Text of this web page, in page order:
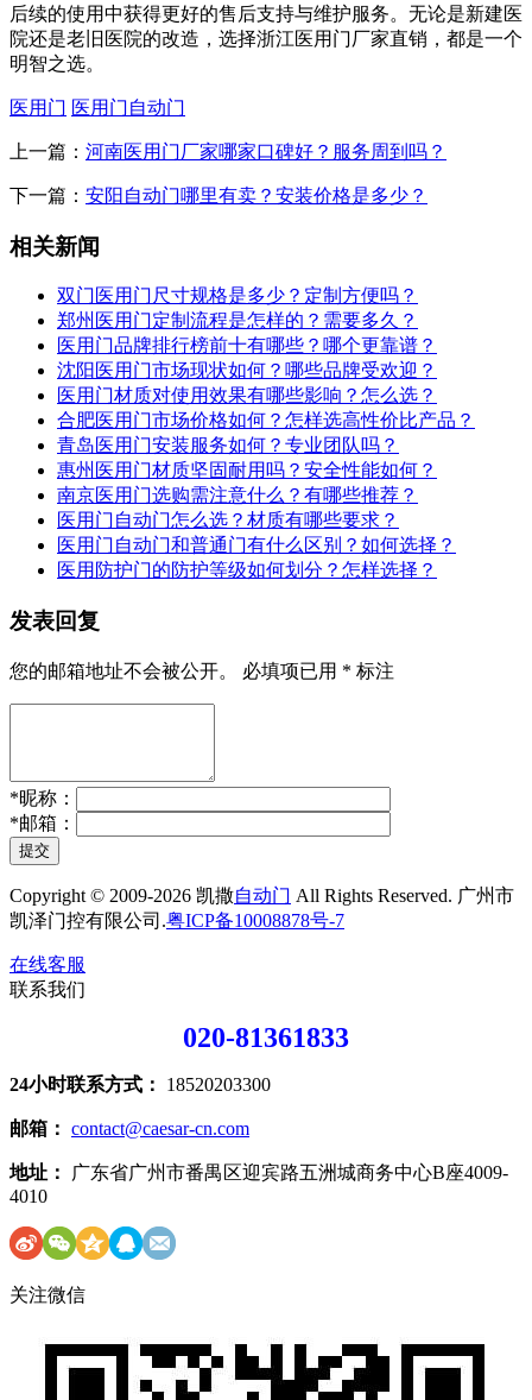
后续的使用中获得更好的售后支持与维护服务。无论是新建医
院还是老旧医院的改造，选择浙江医用门厂家直销，都是一个
明智之选。
医用门 医用门自动门
上一篇： 河南医用门厂家哪家口碑好？服务周到吗？
下一篇： 安阳自动门哪里有卖？安装价格是多少？
相关新闻
双门医用门尺寸规格是多少？定制方便吗？
郑州医用门定制流程是怎样的？需要多久？
医用门品牌排行榜前十有哪些？哪个更靠谱？
沈阳医用门市场现状如何？哪些品牌受欢迎？
医用门材质对使用效果有哪些影响？怎么选？
合肥医用门市场价格如何？怎样选高性价比产品？
青岛医用门安装服务如何？专业团队吗？
惠州医用门材质坚固耐用吗？安全性能如何？
南京医用门选购需注意什么？有哪些推荐？
医用门自动门怎么选？材质有哪些要求？
医用门自动门和普通门有什么区别？如何选择？
医用防护门的防护等级如何划分？怎样选择？
发表回复
您的邮箱地址不会被公开。 必填项已用 * 标注
*昵称：
*邮箱：
提交
Copyright © 2009-2026 凯撒自动门 All Rights Reserved. 广州市
凯泽门控有限公司.粤ICP备10008878号-7
在线客服
联系我们
020-81361833
24小时联系方式： 18520203300
邮箱： contact@caesar-cn.com
地址：
广东省广州市番禺区迎宾路五洲城商务中心B座4009-
4010
关注微信